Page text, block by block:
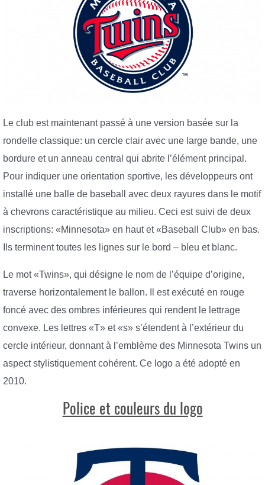
Le club est maintenant passé à une version basée sur la
rondelle classique: un cercle clair avec une large bande, une
bordure et un anneau central qui abrite l’élément principal.
Pour indiquer une orientation sportive, les développeurs ont
installé une balle de baseball avec deux rayures dans le motif
à chevrons caractéristique au milieu. Ceci est suivi de deux
inscriptions: «Minnesota» en haut et «Baseball Club» en bas.
Ils terminent toutes les lignes sur le bord – bleu et blanc.
Le mot «Twins», qui désigne le nom de l’équipe d’origine,
traverse horizontalement le ballon. Il est exécuté en rouge
foncé avec des ombres inférieures qui rendent le lettrage
convexe. Les lettres «T» et «s» s’étendent à l’extérieur du
cercle intérieur, donnant à l’emblème des Minnesota Twins un
aspect stylistiquement cohérent. Ce logo a été adopté en
2010.
Police et couleurs du logo